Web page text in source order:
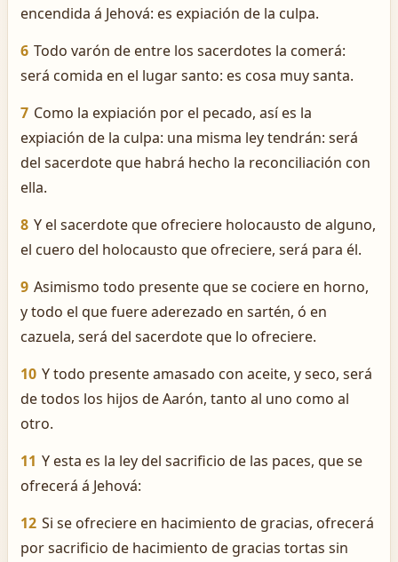
encendida á Jehová: es expiación de la culpa.
6 Todo varón de entre los sacerdotes la comerá:
será comida en el lugar santo: es cosa muy santa.
7 Como la expiación por el pecado, así es la
expiación de la culpa: una misma ley tendrán: será
del sacerdote que habrá hecho la reconciliación con
ella.
8 Y el sacerdote que ofreciere holocausto de alguno,
el cuero del holocausto que ofreciere, será para él.
9 Asimismo todo presente que se cociere en horno,
y todo el que fuere aderezado en sartén, ó en
cazuela, será del sacerdote que lo ofreciere.
10 Y todo presente amasado con aceite, y seco, será
de todos los hijos de Aarón, tanto al uno como al
otro.
11 Y esta es la ley del sacrificio de las paces, que se
ofrecerá á Jehová:
12 Si se ofreciere en hacimiento de gracias, ofrecerá
por sacrificio de hacimiento de gracias tortas sin